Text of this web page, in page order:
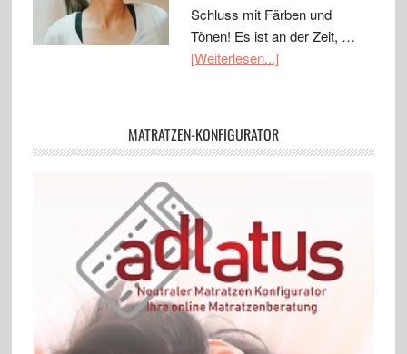
Schluss mit Färben und
Tönen! Es ist an der Zeit, …
[Weiterlesen...]
MATRATZEN-KONFIGURATOR